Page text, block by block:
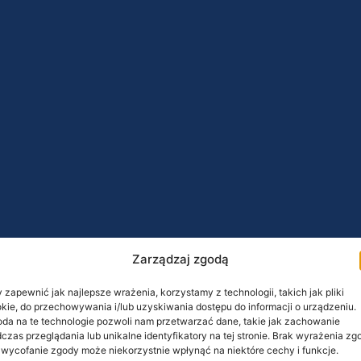
Zarządzaj zgodą
zapewnić jak najlepsze wrażenia, korzystamy z technologii, takich jak pliki
do przechowywania i/lub uzyskiwania dostępu do informacji o urządzeniu.
na te technologie pozwoli nam przetwarzać dane, takie jak zachowanie
przeglądania lub unikalne identyfikatory na tej stronie. Brak wyrażenia
wycofanie zgody może niekorzystnie wpłynąć na niektóre cechy i funkcje.